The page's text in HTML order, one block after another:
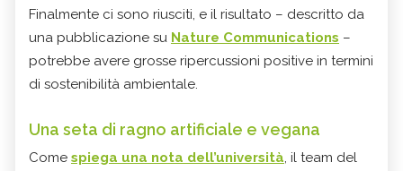
Finalmente ci sono riusciti, e il risultato – descritto da
una pubblicazione su Nature Communications –
potrebbe avere grosse ripercussioni positive in termini
di sostenibilità ambientale.
Una seta di ragno artificiale e vegana
Come spiega una nota dell’università, il team del